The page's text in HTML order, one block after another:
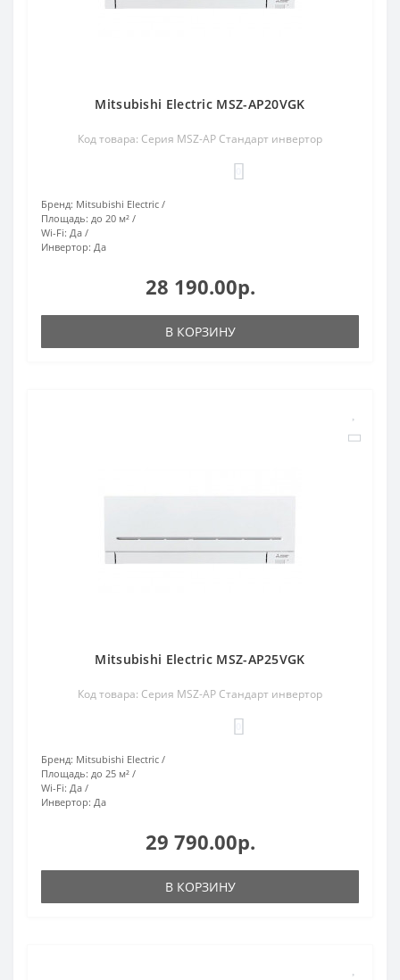
Mitsubishi Electric MSZ-AP20VGK
Код товара: Серия MSZ-AP Стандарт инвертор
Бренд: Mitsubishi Electric
Площадь: до 20 м²
Wi-Fi: Да
Инвертор: Да
28 190.00р.
В КОРЗИНУ
Mitsubishi Electric MSZ-AP25VGK
Код товара: Серия MSZ-AP Стандарт инвертор
Бренд: Mitsubishi Electric
Площадь: до 25 м²
Wi-Fi: Да
Инвертор: Да
29 790.00р.
В КОРЗИНУ